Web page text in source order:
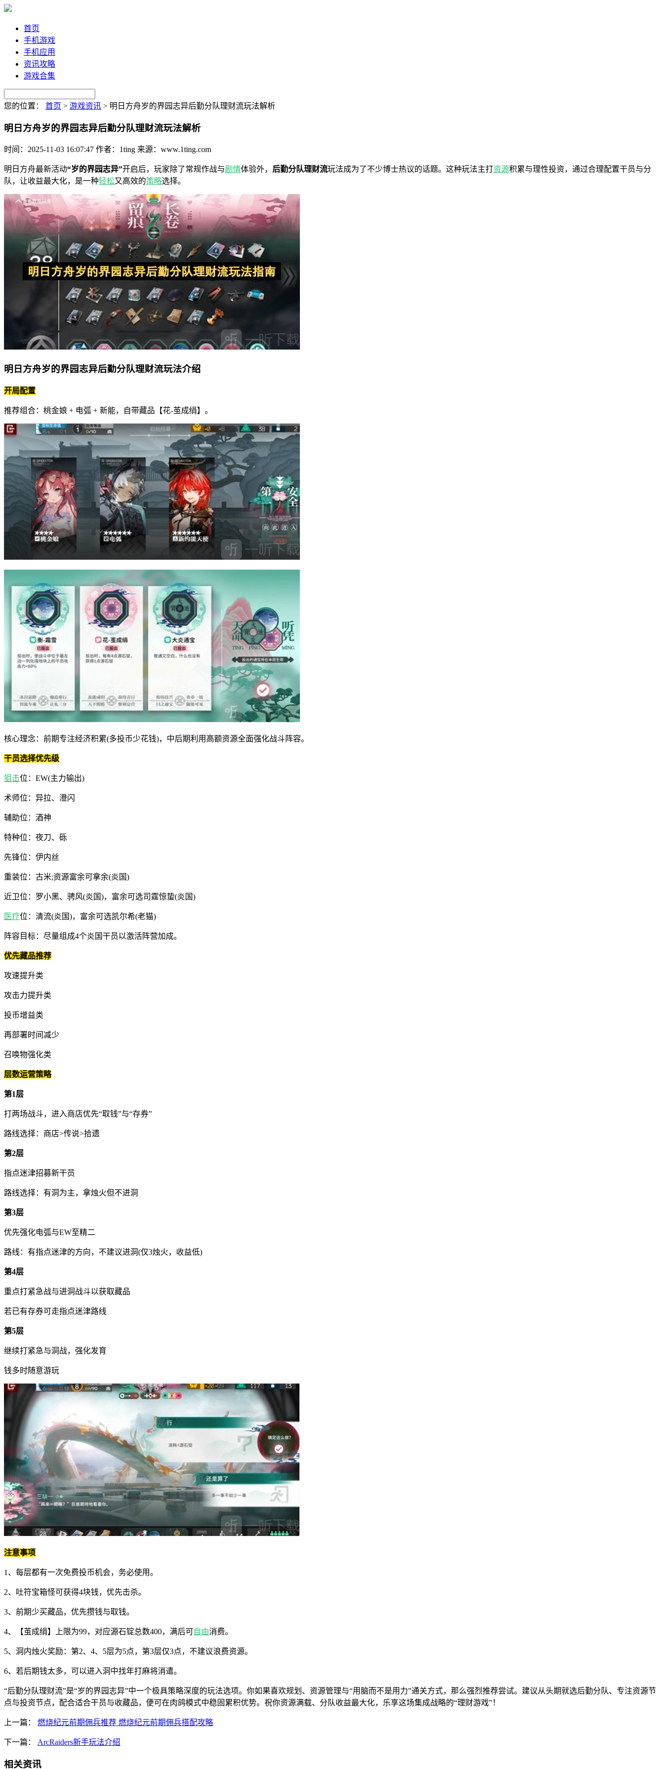
首页
手机游戏
手机应用
资讯攻略
游戏合集
您的位置： 首页 > 游戏资讯 > 明日方舟岁的界园志异后勤分队理财流玩法解析
明日方舟岁的界园志异后勤分队理财流玩法解析
时间：2025-11-03 16:07:47 作者：1ting 来源：www.1ting.com
明日方舟最新活动“岁的界园志异”开启后，玩家除了常规作战与剧情体验外， 后勤分队理财流玩法成为了不少博士热议的话题。这种玩法主打资源积累与理性投资，通过合理配置干员与分
队，让收益最大化，是一种轻松又高效的策略选择。
明日方舟岁的界园志异后勤分队理财流玩法介绍
开局配置
推荐组合：桃金娘 + 电弧 + 新能，自带藏品【花-茧成绢】。
核心理念：前期专注经济积累(多投币少花钱)，中后期利用高额资源全面强化战斗阵容。
干员选择优先级
狙击位：EW(主力输出)
术师位：异拉、澄闪
辅助位：酒神
特种位：夜刀、砾
先锋位：伊内丝
重装位：古米;资源富余可拿余(炎国)
近卫位：罗小黑、骋风(炎国)，富余可选司霆惊蛰(炎国)
医疗位：清流(炎国)，富余可选凯尔希(老猫)
阵容目标：尽量组成4个炎国干员以激活阵营加成。
优先藏品推荐
攻速提升类
攻击力提升类
投币增益类
再部署时间减少
召唤物强化类
层数运营策略
第1层
打两场战斗，进入商店优先“取钱”与“存券”
路线选择：商店>传说>拾遗
第2层
指点迷津招募新干员
路线选择：有洞为主，拿烛火但不进洞
第3层
优先强化电弧与EW至精二
路线：有指点迷津的方向，不建议进洞(仅3烛火，收益低)
第4层
重点打紧急战与进洞战斗以获取藏品
若已有存券可走指点迷津路线
第5层
继续打紧急与洞战，强化发育
钱多时随意游玩
注意事项
1、每层都有一次免费投币机会，务必使用。
2、吐符宝箱怪可获得4块钱，优先击杀。
3、前期少买藏品，优先攒钱与取钱。
4、【茧成绢】上限为99，对应源石锭总数400，满后可自由消费。
5、洞内烛火奖励：第2、4、5层为5点，第3层仅3点，不建议浪费资源。
6、若后期钱太多，可以进入洞中找年打麻将消遣。
“后勤分队理财流”是“岁的界园志异”中一个极具策略深度的玩法选项。你如果喜欢规划、资源管理与“用脑而不是用力”通关方式，那么强烈推荐尝试。建议从头期就选后勤分队、专注资源节
点与投资节点，配合适合干员与收藏品，便可在肉鸽模式中稳固累积优势。祝你资源满载、分队收益最大化，乐享这场集成战略的“理财游戏”！
上一篇： 燃烧纪元前期佣兵推荐 燃烧纪元前期佣兵搭配攻略
下一篇： ArcRaiders新手玩法介绍
相关资讯